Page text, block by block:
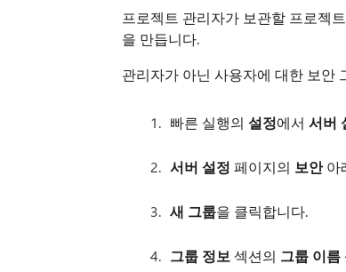
프로젝트 관리자가 보관할 프로젝
을 만듭니다.
관리자가 아닌 사용자에 대한 보안
빠른 실행의 설정에서 서버
서버 설정 페이지의 보안아
새 그룹을 클릭합니다.
그룹 정보섹션의 그룹 이름